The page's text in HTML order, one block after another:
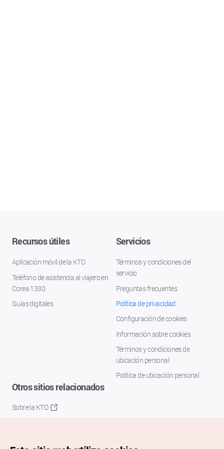
Recursos útiles
Aplicación móvil de la KTO
Teléfono de asistencia al viajero en
Corea 1330
Guías digitales
Servicios
Términos y condiciones del
servicio
Preguntas frecuentes
Política de privacidad
Configuración de cookies
Información sobre cookies
Términos y condiciones de
ubicación personal
Política de ubicación personal
Otros sitios relacionados
Sobre la KTO